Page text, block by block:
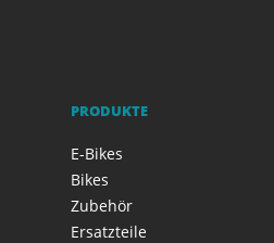
PRODUKTE
E-Bikes
Bikes
Zubehör
Ersatzteile